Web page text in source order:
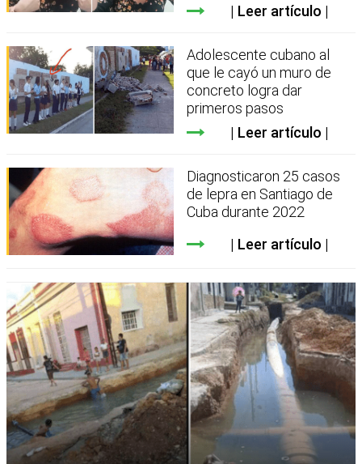
Leer artículo
Adolescente cubano al
que le cayó un muro de
concreto logra dar
primeros pasos
Leer artículo
Diagnosticaron 25 casos
de lepra en Santiago de
Cuba durante 2022
Leer artículo